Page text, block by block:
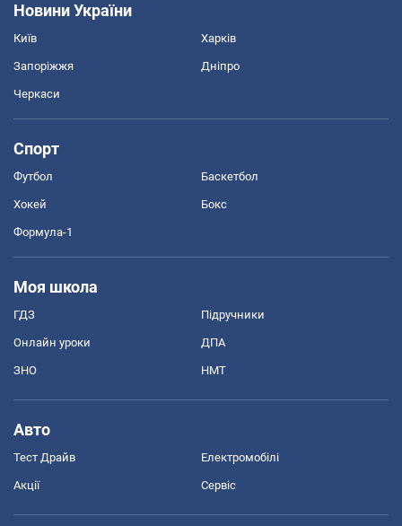
Новини України
Київ Харків
Запоріжжя Дніпро
Черкаси
Спорт
Футбол Баскетбол
Хокей Бокс
Формула-1
Моя школа
ГДЗ Підручники
Онлайн уроки ДПА
ЗНО НМТ
Авто
Тест Драйв Електромобілі
Акції Сервіс